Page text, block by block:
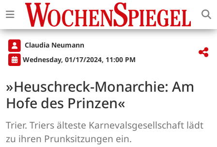
Claudia Neumann
Wednesday, 01/17/2024, 11:00 PM
»Heuschreck-Monarchie: Am
Hofe des Prinzen«
Trier. Triers älteste Karnevalsgesellschaft lädt
zu ihren Prunksitzungen ein.